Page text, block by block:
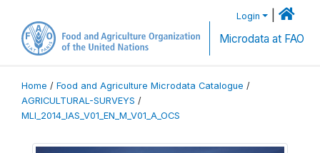
Login
Microdata at FAO
Home / Food and Agriculture Microdata Catalogue /
AGRICULTURAL-SURVEYS /
MLI_2014_IAS_V01_EN_M_V01_A_OCS